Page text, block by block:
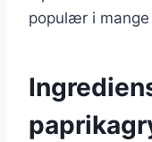
populær i